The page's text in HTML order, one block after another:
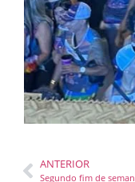
ANTERIOR
Segundo fim de